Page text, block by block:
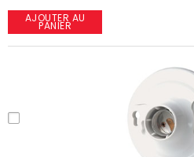
AJOUTER AU
PANIER